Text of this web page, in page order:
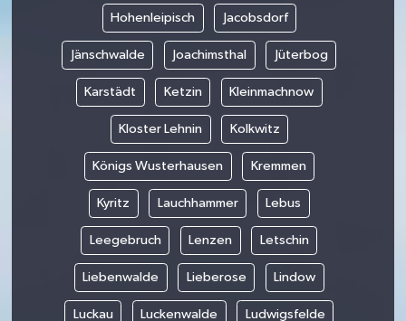
Hohenleipisch Jacobsdorf
Jänschwalde Joachimsthal Jüterbog
Karstädt Ketzin Kleinmachnow
Kloster Lehnin Kolkwitz
Königs Wusterhausen Kremmen
Kyritz Lauchhammer Lebus
Leegebruch Lenzen Letschin
Liebenwalde Lieberose Lindow
Luckau Luckenwalde Ludwigsfelde